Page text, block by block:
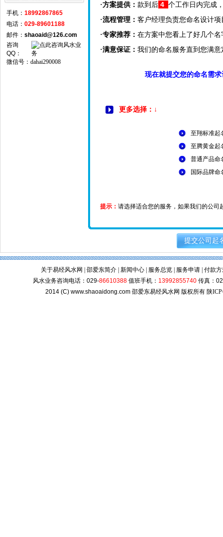
手机： 18992867865
电话： 029-89601188
邮件： shaoaid@126.com
咨询
QQ ：
微信号： dahai290008
·方案提供： 款到后 4 个工作日内完成
·流程管理： 客户经理负责您命名设计
·专家推荐： 在方案中您看上了好几个
·满意保证： 我们的命名服务直到您满
现在就提交您的命名需求
更多选择：↓
至翔标准起
至腾黄金起
普通产品命
国际品牌命
提示： 请选择适合您的服务，如果我们的公司
提交公司起
关于易经风水网 邵爱东简介 新闻中心 服务总览 服务申请 付款
风水业务咨询电话： 029-86610388 值班手机： 13992855740 传真：
2014 (C)www.shaoaidong.com 邵爱东易经风水网 版权所有 陕